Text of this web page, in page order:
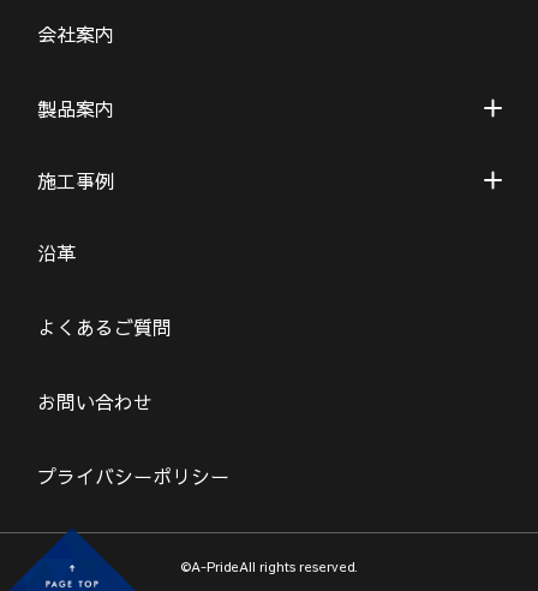
会社案内
製品案内
施工事例
沿革
よくあるご質問
お問い合わせ
プライバシーポリシー
©A-PrideAll rights reserved.